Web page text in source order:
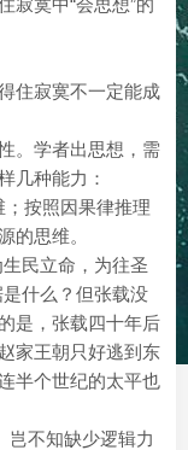
寂寞中“会思想”的
住寂寞不一定能成
。学者出思想，需
几种能力：
；按照因果律推理
的思维。
民立命，为往圣
什么？但张载没
是，张载四十年后
家王朝只好逃到东
半个世纪的太平也
岂不知缺少逻辑力